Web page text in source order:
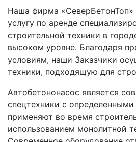
Наша фирма «СеверБетонТоп»
услугу по аренде
строительной техники в
высоком уровне. Благодаря
условиям, наши Заказчики
техники, подходящую для
Автобетононасос является
спецтехники с
применяют во время
использованием монолитной